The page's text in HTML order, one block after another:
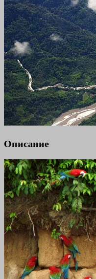
Описание